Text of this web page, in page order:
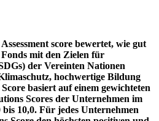
score bewertet, wie gut
mit den Zielen für
der Vereinten Nationen
hochwertige Bildung
basiert auf einem gewichteten
Scores der Unternehmen im
10,0. Für jedes Unternehmen